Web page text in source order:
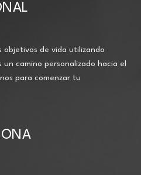
objetivos de vida utilizando
camino personalizado hacia el
para comenzar tu